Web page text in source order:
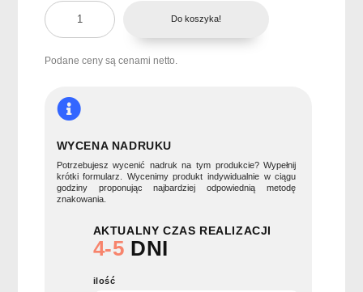
ilość
2-
częściowy
zestaw
Do koszyka!
Podane ceny są cenami netto.
WYCENA NADRUKU
Potrzebujesz wycenić nadruk na tym produkcie? Wypełnij
krótki formularz. Wycenimy produkt indywidualnie w ciągu
godziny proponując najbardziej odpowiednią metodę
znakowania.
AKTUALNY CZAS REALIZACJI
4-5 DNI
ilość